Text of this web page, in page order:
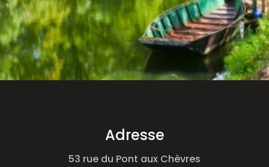
Adresse
53 rue du Pont aux Chèvres